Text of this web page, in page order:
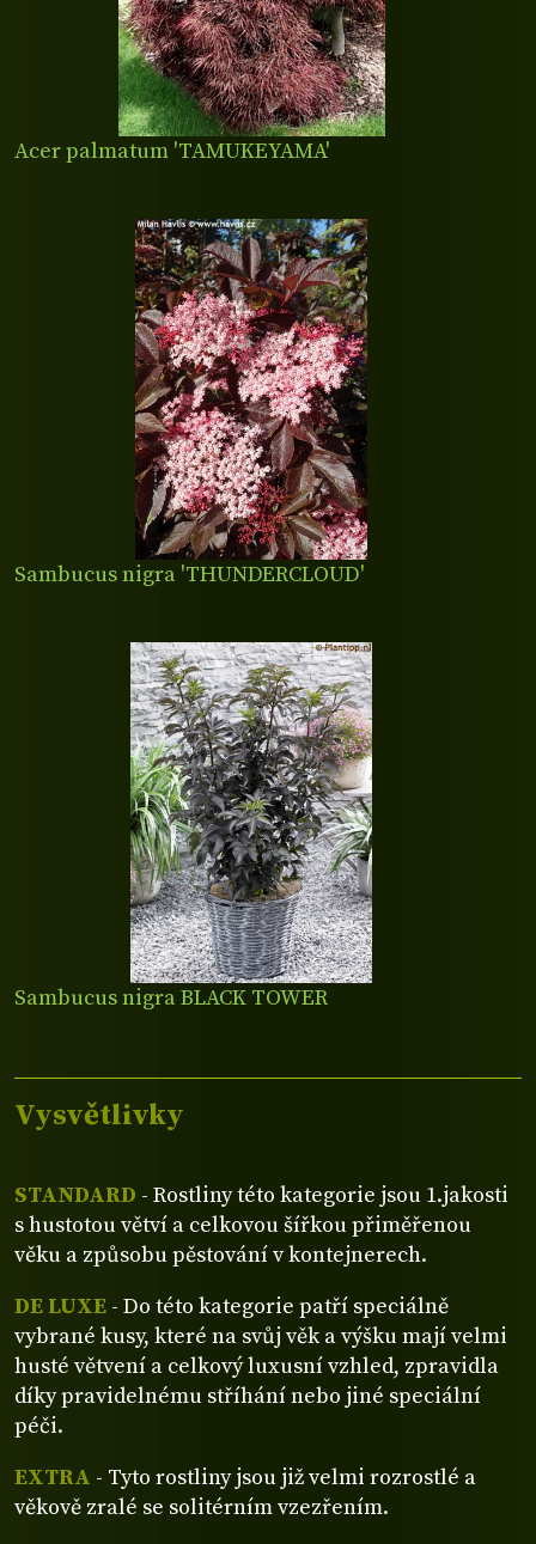
Acer palmatum 'TAMUKEYAMA'
Sambucus nigra 'THUNDERCLOUD'
Sambucus nigra BLACK TOWER
Vysvětlivky
STANDARD - Rostliny této kategorie jsou 1.jakosti
s hustotou větví a celkovou šířkou přiměřenou
věku a způsobu pěstování v kontejnerech.
DE LUXE - Do této kategorie patří speciálně
vybrané kusy, které na svůj věk a výšku mají velmi
husté větvení a celkový luxusní vzhled, zpravidla
díky pravidelnému stříhání nebo jiné speciální
péči.
EXTRA - Tyto rostliny jsou již velmi rozrostlé a
věkově zralé se solitérním vzezřením.